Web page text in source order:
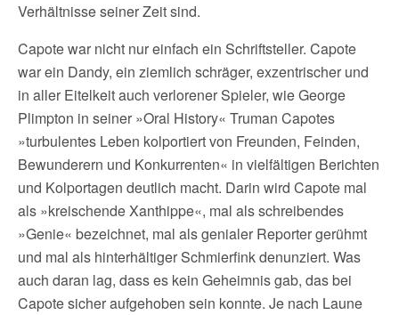
Verhältnisse seiner Zeit sind.
Capote war nicht nur einfach ein Schriftsteller. Capote
war ein Dandy, ein ziemlich schräger, exzentrischer und
in aller Eitelkeit auch verlorener Spieler, wie George
Plimpton in seiner »Oral History« Truman Capotes
»turbulentes Leben kolportiert von Freunden, Feinden,
Bewunderern und Konkurrenten« in vielfältigen Berichten
und Kolportagen deutlich macht. Darin wird Capote mal
als »kreischende Xanthippe«, mal als schreibendes
»Genie« bezeichnet, mal als genialer Reporter gerühmt
und mal als hinterhältiger Schmierfink denunziert. Was
auch daran lag, dass es kein Geheimnis gab, das bei
Capote sicher aufgehoben sein konnte. Je nach Laune